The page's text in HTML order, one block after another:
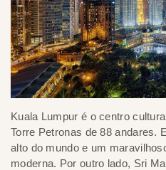
Kuala Lumpur é o centro
Torre Petronas de 88 andares.
alto do mundo e um
moderna. Por outro lado, Sri